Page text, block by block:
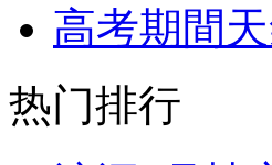
高考期間
热门排行